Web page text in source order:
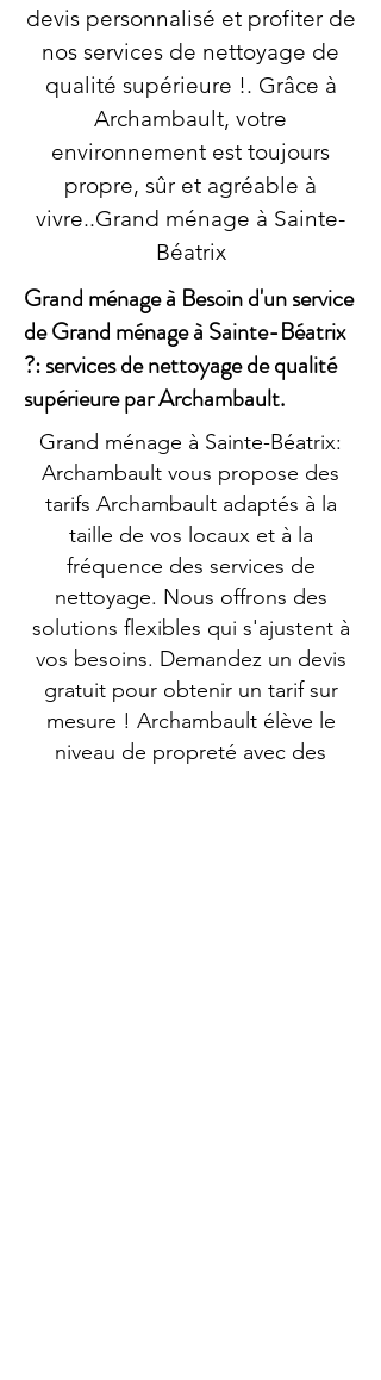
devis personnalisé et profiter de
nos services de nettoyage de
qualité supérieure !. Grâce à
Archambault, votre
environnement est toujours
propre, sûr et agréable à
vivre..Grand ménage à Sainte-
Béatrix
Grand ménage à Besoin d'un service
de Grand ménage à Sainte-Béatrix
?: services de nettoyage de qualité
supérieure par Archambault.
Grand ménage à Sainte-Béatrix:
Archambault vous propose des
tarifs Archambault adaptés à la
taille de vos locaux et à la
fréquence des services de
nettoyage. Nous offrons des
solutions flexibles qui s'ajustent à
vos besoins. Demandez un devis
gratuit pour obtenir un tarif sur
mesure ! Archambault élève le
niveau de propreté avec des